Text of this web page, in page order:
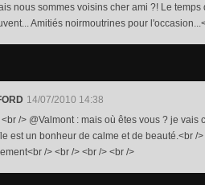
nous sommes voisins cher ami ?! Le
Amitiés noirmoutrines pour
14/07/2010 14:38
<br /> @Valmont : mais où êtes vous ? je
est un bonheur de calme et de beauté.<br /
/> <br /> <br /> <br />